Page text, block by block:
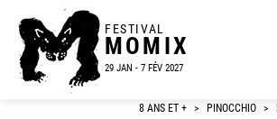
FESTIVAL
MOMIX
29 JAN - 7 FÉV 2027
8 ANS ET + > PINOCCHIO >